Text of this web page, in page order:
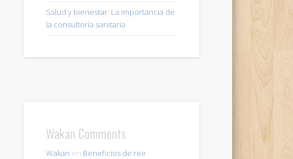
Salud y bienestar: La importancia de
la consultoría sanitaria
Wakan Comments
Wakan en Beneficios de reir